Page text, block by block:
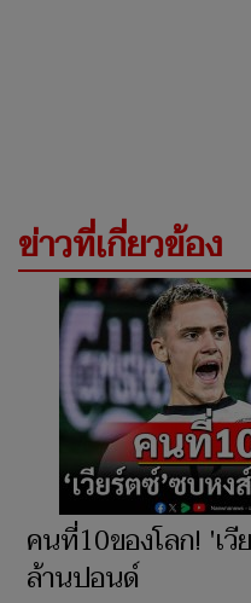
ข่าวที่เกี่ยวข้อง
คนที่10ของโลก! 'เ
ล้านปอนด์